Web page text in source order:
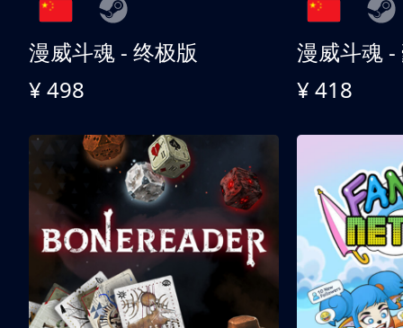
漫威斗魂 - 终极版
¥ 498
漫威斗魂 -
¥ 418